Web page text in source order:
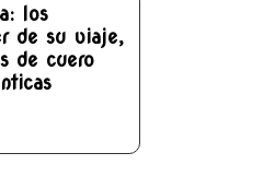
los
de su viaje,
de cuero